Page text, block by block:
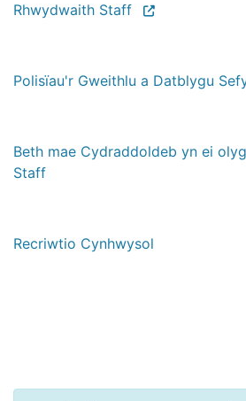
Rhwydwaith Staff
Polisïau'r Gweithlu a Datblygu
Beth mae Cydraddoldeb yn ei
Staff
Recriwtio Cynhwysol